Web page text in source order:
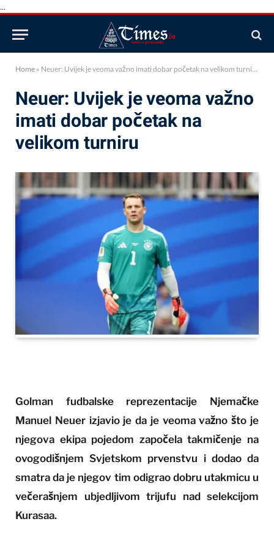
...
Home » Neuer: Uvijek je veoma važno imati dobar početak na velikom turniru
Neuer: Uvijek je veoma važno
imati dobar početak na
velikom turniru
Golman fudbalske reprezentacije Njemačke
Manuel Neuer izjavio je da je veoma važno što je
njegova ekipa pojedom započela takmičenje na
ovogodišnjem Svjetskom prvenstvu i dodao da
smatra da je njegov tim odigrao dobru utakmicu u
večerašnjem ubjedljivom trijufu nad selekcijom
Kurasaa.